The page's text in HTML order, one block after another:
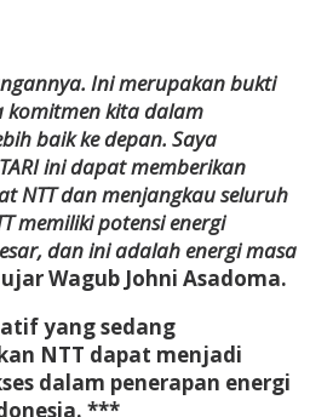
Ini merupakan bukti
komitmen kita dalam
baik ke depan. Saya
ini dapat memberikan
NTT dan menjangkau seluruh
memiliki potensi energi
dan ini adalah energi masa
Wagub Johni Asadoma.
yang sedang
NTT dapat menjadi
dalam penerapan energi
***